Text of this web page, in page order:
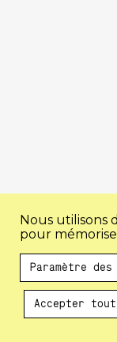
Au
Nous utilisons
pour
Paramètre
Accepter tout